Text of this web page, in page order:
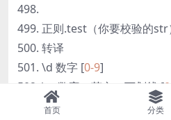
正则.test（你要校验的str
转译
\d 数字 [0-9]
\w 数字、英文、下划线 [0
\s 空白字符 所有的空白字符
首页 分类